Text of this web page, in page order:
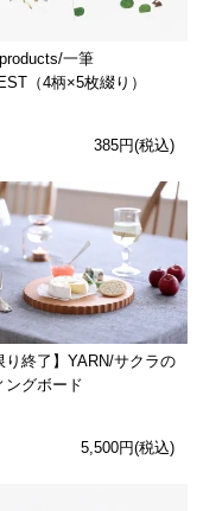
一筆
（4柄×5枚綴り）
385円(税込)
り終了】YARN/サクラの
ングボード
5,500円(税込)